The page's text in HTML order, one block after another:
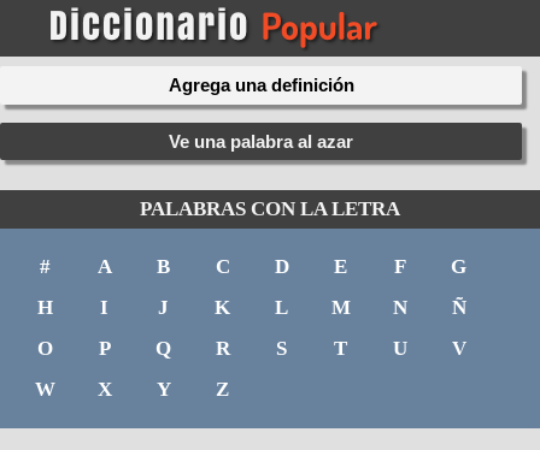
Agrega una definición
Ve una palabra al azar
PALABRAS CON LA LETRA
# A B C D E F
G
H
I J K L M N
Ñ
O
P Q R S T U
V
W
X Y Z